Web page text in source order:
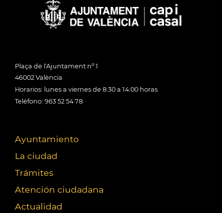
Plaça de l'Ajuntament nº 1
46002 València
Horarios: lunes a viernes de 8:30 a 14:00 horas
Teléfono: 963 52 54 78
Ayuntamiento
La ciudad
Trámites
Atención ciudadana
Actualidad